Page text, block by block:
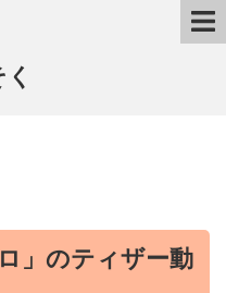
」のティザー動